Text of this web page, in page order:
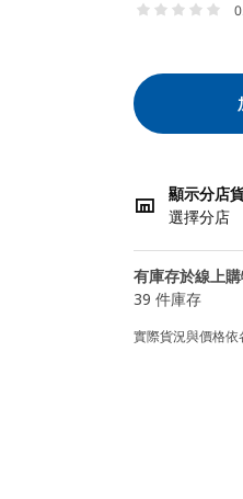
顯示分店
選擇分店
有庫存於線上
39 件庫存
實際貨況與價格